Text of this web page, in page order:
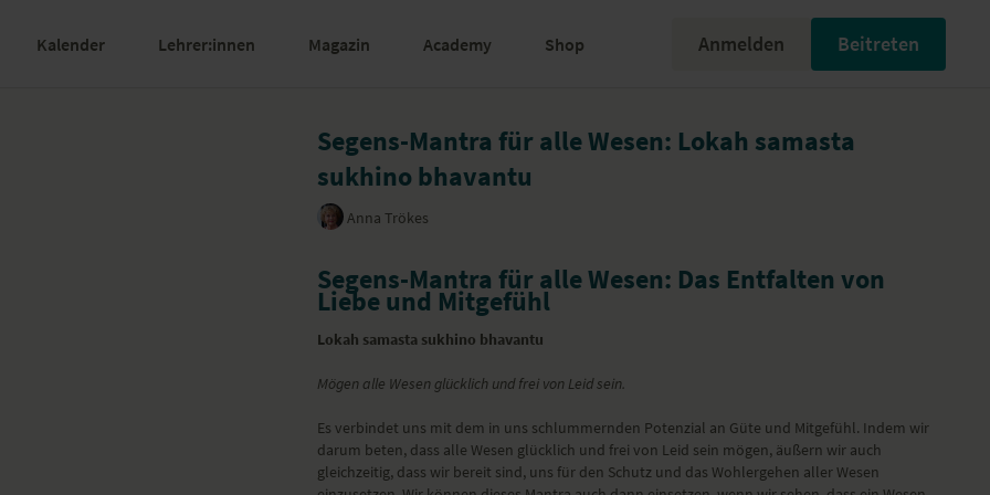
Kalender Lehrer:innen Magazin Academy Shop Anmelden Beitreten
Segens-Mantra für alle Wesen: Lokah samasta
sukhino bhavantu
Anna Trökes
Segens-Mantra für alle Wesen: Das Entfalten von
Liebe und Mitgefühl
Lokah samasta sukhino bhavantu
Mögen alle Wesen glücklich und frei von Leid sein.
Es verbindet uns mit dem in uns schlummernden Potenzial an Güte und Mitgefühl. Indem wir
darum beten, dass alle Wesen glücklich und frei von Leid sein mögen, äußern wir auch
gleichzeitig, dass wir bereit sind, uns für den Schutz und das Wohlergehen aller Wesen